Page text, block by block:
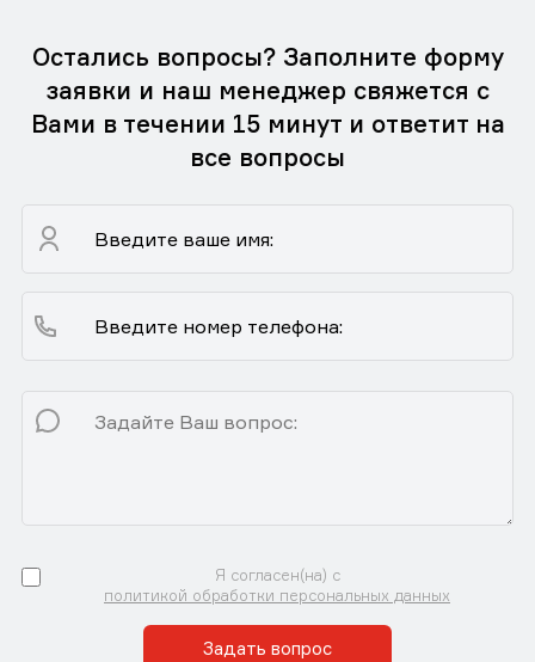
Остались вопросы? Заполните форму
заявки и наш менеджер свяжется с
Вами в течении 15 минут и ответит на
все вопросы
Я согласен(на) с
политикой обработки персональных данных
Задать вопрос